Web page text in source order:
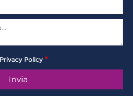
Privacy Policy *